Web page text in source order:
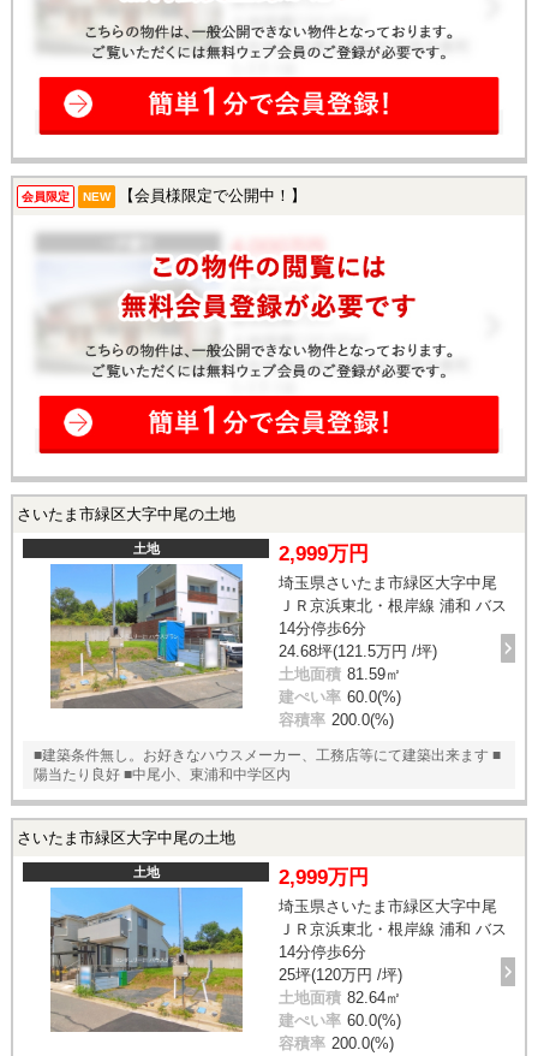
会員限定 NEW 【会員様限定で公開中！】
さいたま市緑区大字中尾の土地
土地 2,999万円
埼玉県さいたま市緑区大字中尾
ＪＲ京浜東北・根岸線 浦和 バス
14分停歩6分
24.68坪(121.5万円 /坪)
土地面積 81.59㎡
建ぺい率 60.0(%)
容積率 200.0(%)
■建築条件無し。お好きなハウスメーカー、工務店等にて建築出来ます ■
陽当たり良好 ■中尾小、東浦和中学区内
さいたま市緑区大字中尾の土地
土地 2,999万円
埼玉県さいたま市緑区大字中尾
ＪＲ京浜東北・根岸線 浦和 バス
14分停歩6分
25坪(120万円 /坪)
土地面積 82.64㎡
建ぺい率 60.0(%)
容積率 200.0(%)